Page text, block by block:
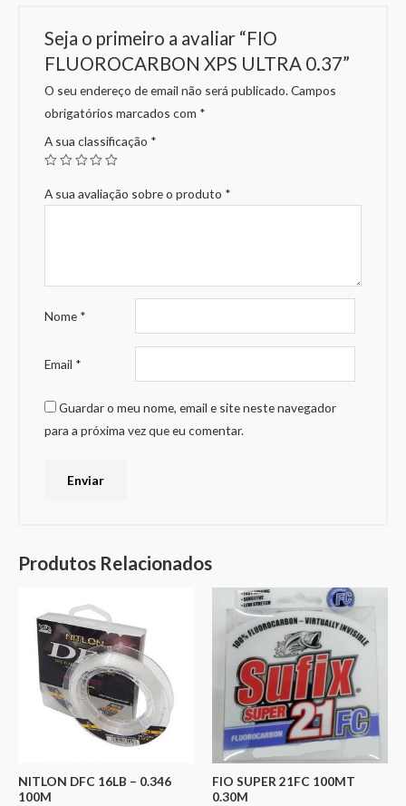
Seja o primeiro a avaliar “FIO
FLUOROCARBON XPS ULTRA 0.37”
O seu endereço de email não será publicado. Campos
obrigatórios marcados com *
A sua classificação *
A sua avaliação sobre o produto *
Nome *
Email *
Guardar o meu nome, email e site neste navegador
para a próxima vez que eu comentar.
Produtos Relacionados
NITLON DFC 16LB – 0.346
100M
FIO SUPER 21FC 100MT
0.30M